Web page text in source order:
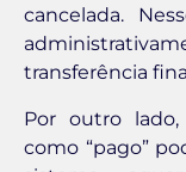
cancelada.
transferência
Por outro
como “pago”